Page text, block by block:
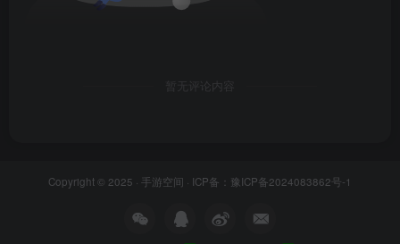
暂无评论内容
Copyright © 2025 · 手游空间 · ICP备： 豫ICP备2024083862号-1